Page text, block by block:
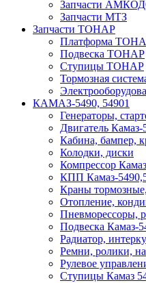
Запчасти
Запчасти МТЗ
Запчасти ТОНАР
Платформа
Подвеска ТОНАР
Ступицы ТОНАР
Тормозная
КАМАЗ-5490, 54901
Генераторы,
Двигатель Камаз-
Кабина, бампер,
Колодки, диски
Компрессор
КПП Камаз-
Краны
Отопление,
Пневморессоры,
Подвеска Камаз-
Радиатор,
Ремни, ролики,
Рулевое
Ступицы Камаз